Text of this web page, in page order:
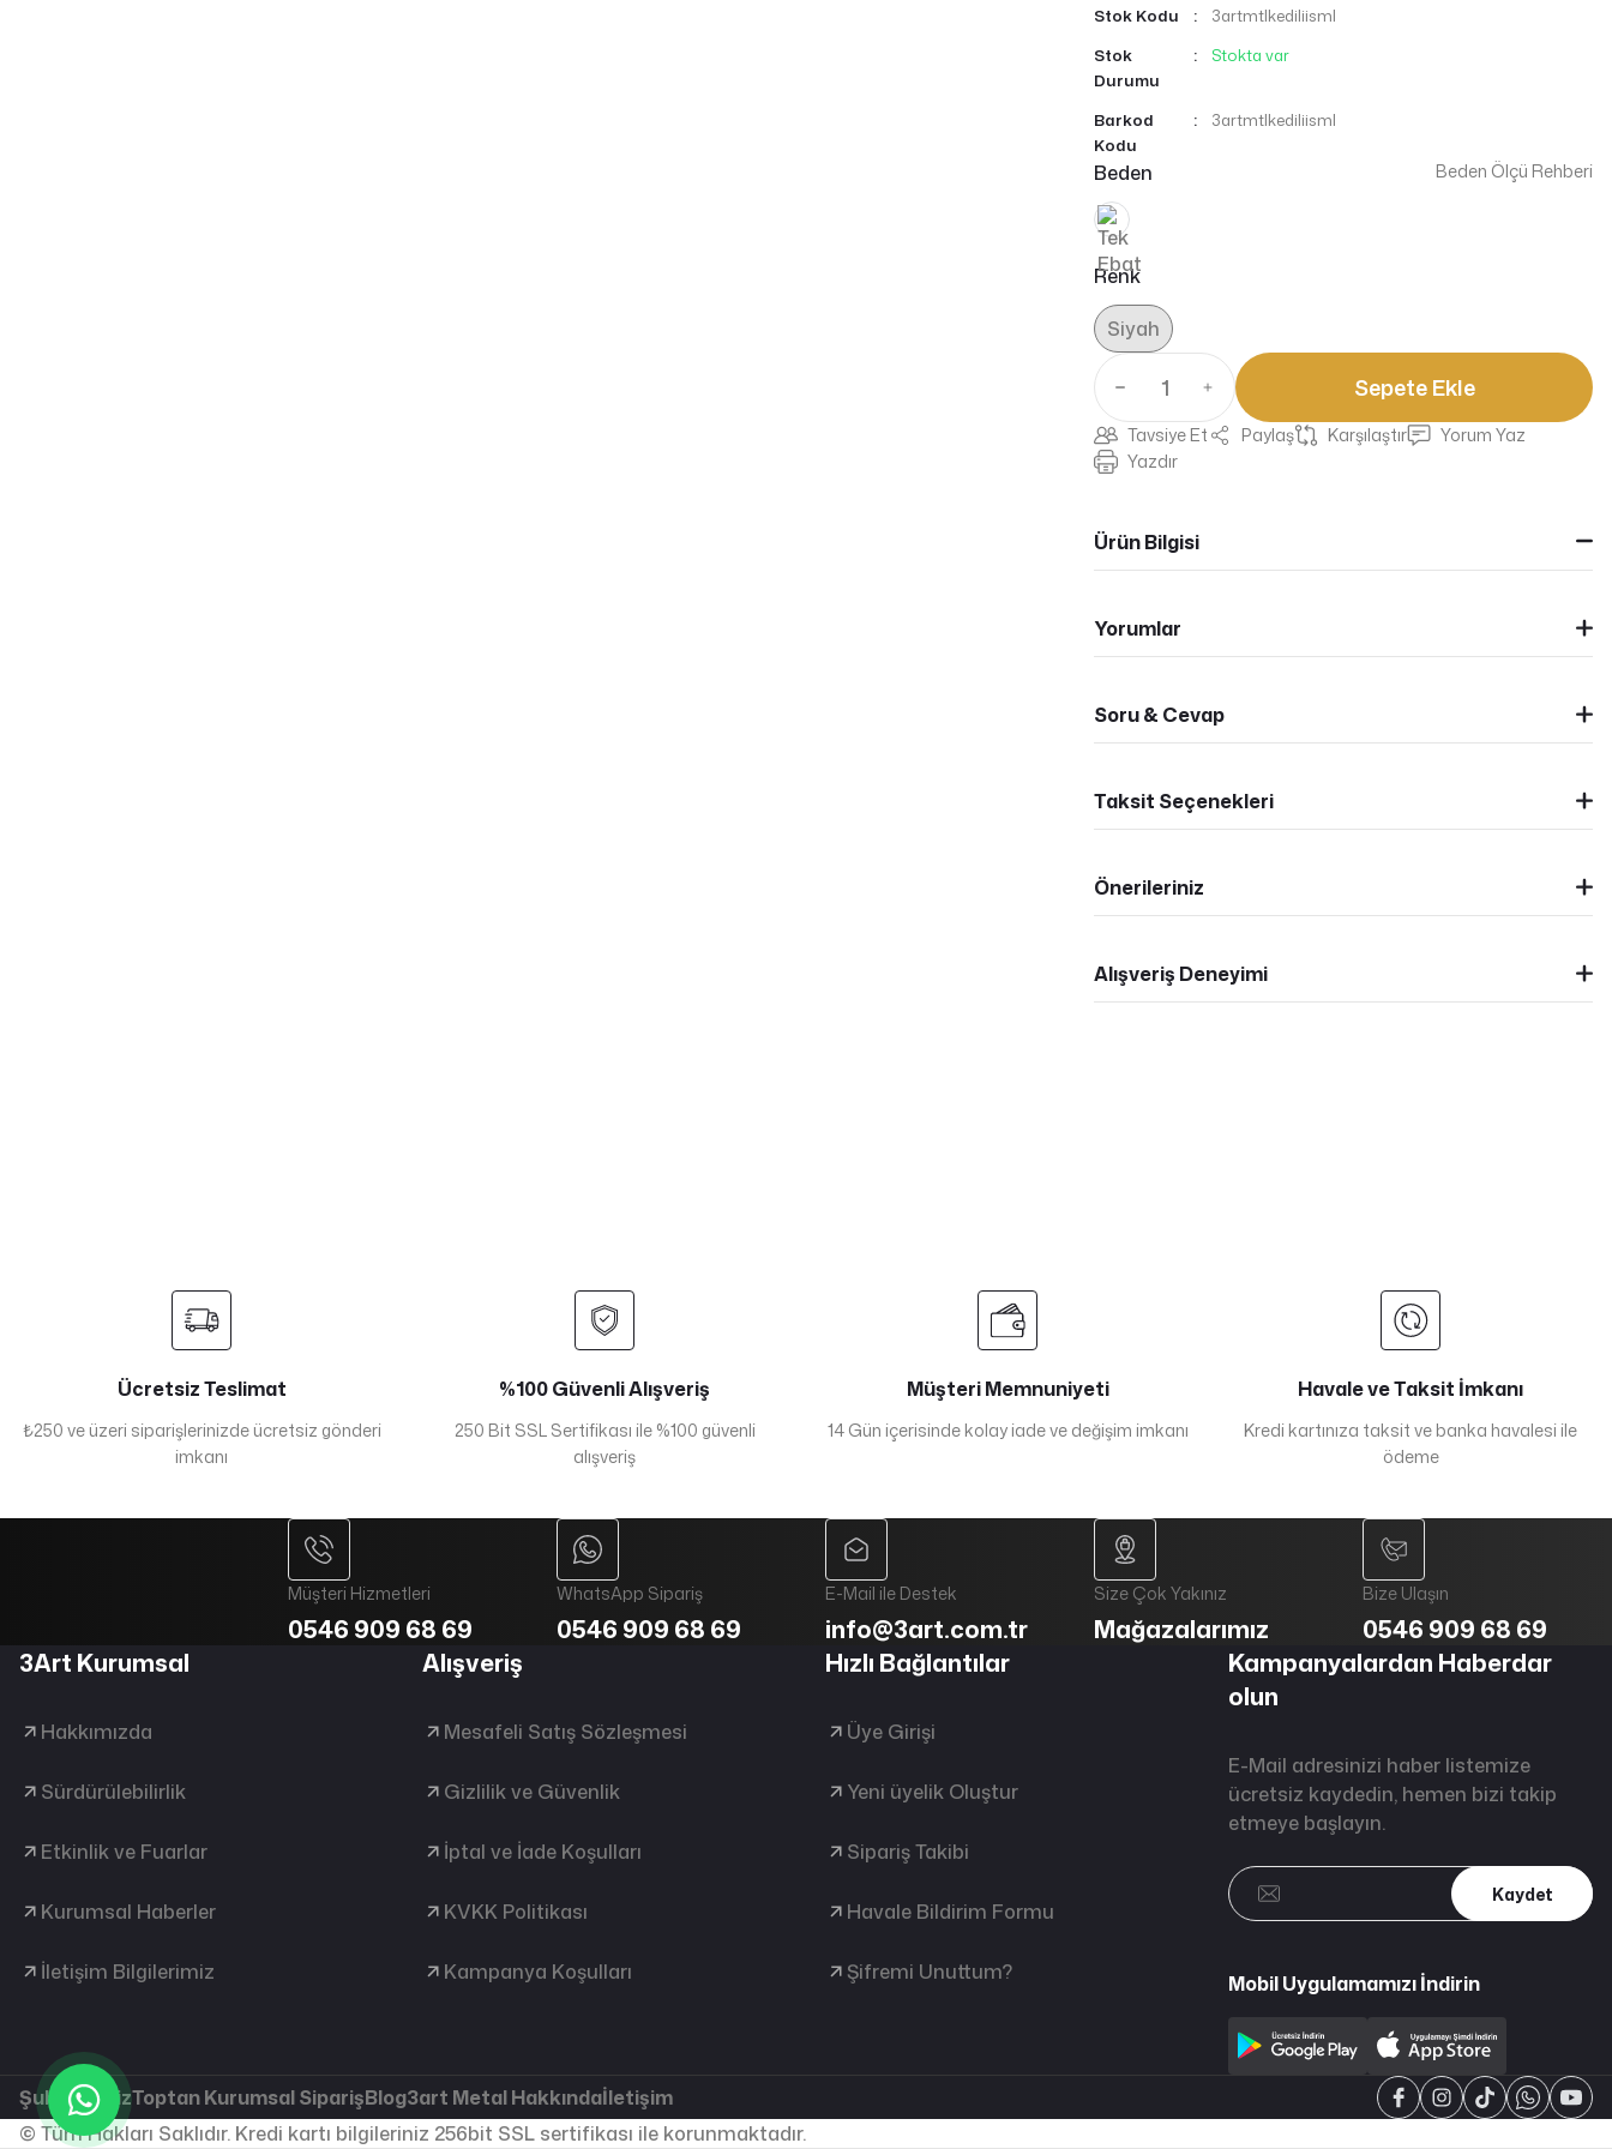
Stok Kodu
3artmtlkediliisml
Stok
Durumu
Stokta var
Barkod
Kodu
3artmtlkediliisml
Beden
Renk
Siyah
Beden Ölçü Rehberi
Sepete Ekle
Tavsiye Et Paylaş Karşılaştır
Yorum Yaz
Yazdır
Ürün Bilgisi
Yorumlar
Soru & Cevap
Taksit Seçenekleri
Önerileriniz
Alışveriş Deneyimi
Ücretsiz Teslimat
₺250 ve üzeri siparişlerinizde ücretsiz gönderi
imkanı
%100 Güvenli Alışveriş
250 Bit SSL Sertifikası ile %100 güvenli
alışveriş
Müşteri Memnuniyeti
14 Gün içerisinde kolay iade ve değişim imkanı
Havale ve Taksit İmkanı
Kredi kartınıza taksit ve banka havalesi ile
ödeme
Müşteri Hizmetleri
0546 909 68 69
WhatsApp Sipariş
0546 909 68 69
E-Mail ile Destek
info@3art.com.tr
Size Çok Yakınız
Mağazalarımız
Bize Ulaşın
0546 909 68 69
3Art Kurumsal
Hakkımızda
Sürdürülebilirlik
Etkinlik ve Fuarlar
Kurumsal Haberler
İletişim Bilgilerimiz
Alışveriş
Mesafeli Satış Sözleşmesi
Gizlilik ve Güvenlik
İptal ve İade Koşulları
KVKK Politikası
Kampanya Koşulları
Hızlı Bağlantılar
Üye Girişi
Yeni üyelik Oluştur
Sipariş Takibi
Havale Bildirim Formu
Şifremi Unuttum?
Kampanyalardan Haberdar
olun
E-Mail adresinizi haber listemize
ücretsiz kaydedin, hemen bizi takip
etmeye başlayın.
Kaydet
Mobil Uygulamamızı İndirin
ŞubelerimizToptan Kurumsal SiparişBlog3art Metal Hakkındaİletişim
© Tüm Hakları Saklıdır. Kredi kartı bilgileriniz 256bit SSL sertifikası ile korunmaktadır.